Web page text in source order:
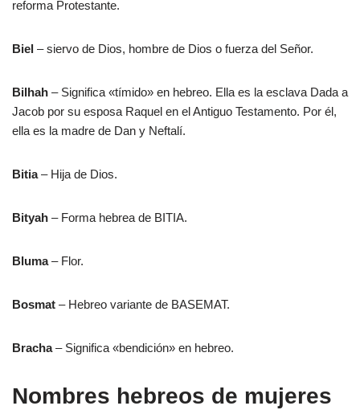
reforma Protestante.
Biel – siervo de Dios, hombre de Dios o fuerza del Señor.
Bilhah – Significa «tímido» en hebreo. Ella es la esclava Dada a
Jacob por su esposa Raquel en el Antiguo Testamento. Por él,
ella es la madre de Dan y Neftalí.
Bitia– Hija de Dios.
Bityah – Forma hebrea de BITIA.
Bluma– Flor.
Bosmat – Hebreo variante de BASEMAT.
Bracha– Significa «bendición» en hebreo.
Nombres hebreos de mujeres